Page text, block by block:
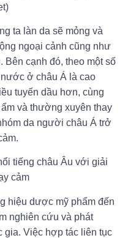
ta làn da sẽ mỏng và
ngoại cảnh cũng như
cạnh đó, theo một số
ở châu Á là cao
tuyến dầu hơn, cùng
và thường xuyên thay
da người châu Á trở
tiếng châu Âu với giải
cảm
hiệu dược mỹ phẩm đến
nghiên cứu và phát
gia. Việc hợp tác liên tục